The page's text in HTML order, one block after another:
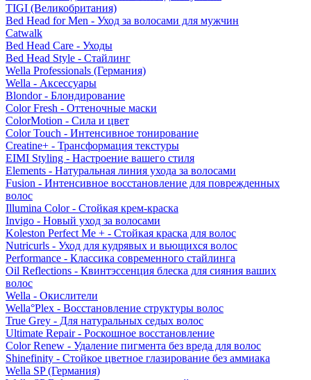
TIGI (Великобритания)
Bed Head for Men - Уход за волосами для мужчин
Catwalk
Bed Head Care - Уходы
Bed Head Style - Стайлинг
Wella Professionals (Германия)
Wella - Аксессуары
Blondor - Блондирование
Color Fresh - Оттеночные маски
ColorMotion - Сила и цвет
Color Touch - Интенсивное тонирование
Creatine+ - Трансформация текстуры
EIMI Styling - Настроение вашего стиля
Elements - Натуральная линия ухода за волосами
Fusion - Интенсивное восстановление для поврежденных
волос
Illumina Color - Стойкая крем-краска
Invigo - Новый уход за волосами
Koleston Perfect Me + - Стойкая краска для волос
Nutricurls - Уход для кудрявых и вьющихся волос
Performance - Классика современного стайлинга
Oil Reflections - Квинтэссенция блеска для сияния ваших
волос
Wella - Окислители
Wella°Plex - Восстановление структуры волос
True Grey - Для натуральных седых волос
Ultimate Repair - Роскошное восстановление
Color Renew - Удаление пигмента без вреда для волос
Shinefinity - Стойкое цветное глазирование без аммиака
Wella SP (Германия)